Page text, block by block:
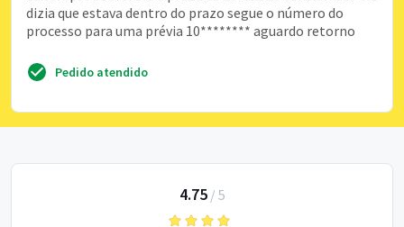
dizia que estava dentro do prazo segue o número do
processo para uma prévia 10******** aguardo retorno
Pedido atendido
4.75/ 5